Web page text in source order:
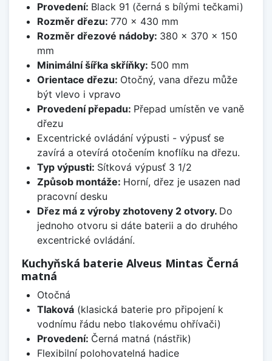
Provedení: Black 91 (černá s bílými tečkami)
Rozměr dřezu: 770 x 430 mm
Rozměr dřezové nádoby: 380 x 370 x 150
mm
Minimální šířka skříňky: 500 mm
Orientace dřezu: Otočný, vana dřezu může
být vlevo i vpravo
Provedení přepadu: Přepad umístěn ve vaně
dřezu
Excentrické ovládání výpusti - výpusť se
zavírá a otevírá otočením knoflíku na dřezu.
Typ výpusti: Sítková výpusť 3 1/2
Způsob montáže: Horní, dřez je usazen nad
pracovní desku
Dřez má z výroby zhotoveny 2 otvory. Do
jednoho otvoru si dáte baterii a do druhého
excentrické ovládání.
Kuchyňská baterie Alveus Mintas Černá
matná
Otočná
Tlaková(klasická baterie pro připojení k
vodnímu řádu nebo tlakovému ohřívači)
Provedení: Černá matná (nástřik)
Flexibilní polohovatelná hadice